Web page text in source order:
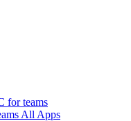
for teams
All Apps